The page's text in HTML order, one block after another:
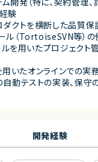
験
ダクトを横断した品質保
ル（TortoiseSVN等）
を用いたプロジェクト
いたオンラインでの実
自動テストの実装、保守
開発経験